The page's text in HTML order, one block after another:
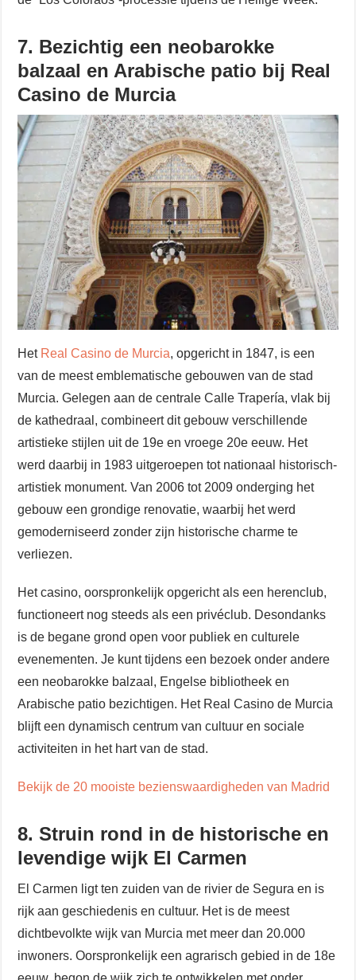
7. Bezichtig een neobarokke
balzaal en Arabische patio bij Real
Casino de Murcia
Het Real Casino de Murcia, opgericht in 1847, is een
van de meest emblematische gebouwen van de stad
Murcia. Gelegen aan de centrale Calle Trapería, vlak bij
de kathedraal, combineert dit gebouw verschillende
artistieke stijlen uit de 19e en vroege 20e eeuw. Het
werd daarbij in 1983 uitgeroepen tot nationaal historisch-
artistiek monument. Van 2006 tot 2009 onderging het
gebouw een grondige renovatie, waarbij het werd
gemoderniseerd zonder zijn historische charme te
verliezen.
Het casino, oorspronkelijk opgericht als een herenclub,
functioneert nog steeds als een privéclub. Desondanks
is de begane grond open voor publiek en culturele
evenementen. Je kunt tijdens een bezoek onder andere
een neobarokke balzaal, Engelse bibliotheek en
Arabische patio bezichtigen. Het Real Casino de Murcia
blijft een dynamisch centrum van cultuur en sociale
activiteiten in het hart van de stad.
Bekijk de 20 mooiste bezienswaardigheden van Madrid
8. Struin rond in de historische en
levendige wijk El Carmen
El Carmen ligt ten zuiden van de rivier de Segura en is
rijk aan geschiedenis en cultuur. Het is de meest
dichtbevolkte wijk van Murcia met meer dan 20.000
inwoners. Oorspronkelijk een agrarisch gebied in de 18e